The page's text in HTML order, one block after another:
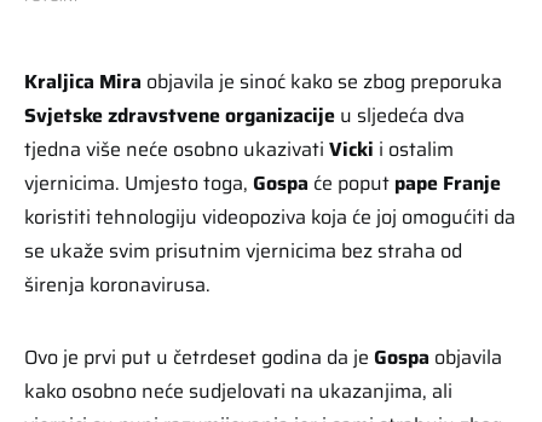
Kraljica Mira objavila je sinoć kako se zbog preporuka
Svjetske zdravstvene organizacije u sljedeća dva
tjedna više neće osobno ukazivati Vicki i ostalim
vjernicima. Umjesto toga, Gospa će poput pape Franje
koristiti tehnologiju videopoziva koja će joj omogućiti da
se ukaže svim prisutnim vjernicima bez straha od
širenja koronavirusa.
Ovo je prvi put u četrdeset godina da je Gospa objavila
kako osobno neće sudjelovati na ukazanjima, ali